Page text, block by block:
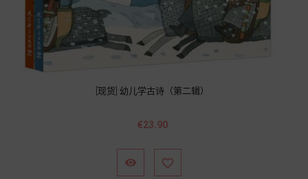
[现货] 幼儿学古诗（第二辑）
價
€23.90
 